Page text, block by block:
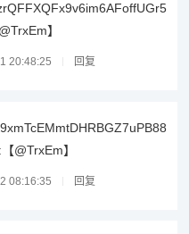
】
20:48:25 回复
@TrxEm】
08:16:35 回复